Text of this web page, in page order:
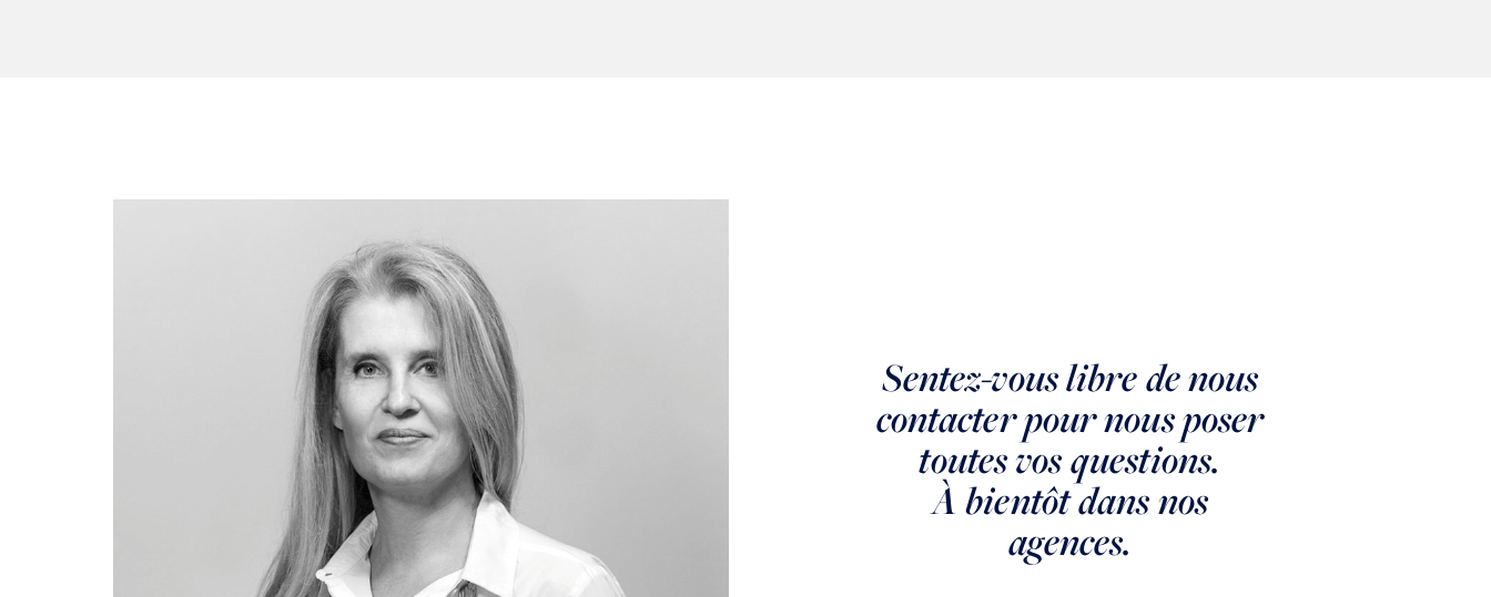
MEUDON
Appartement 2 pièces en plein coeur de Bellevue
VENDU
SEVRES
Sèvres Brancas
VENDU
Sentez-vous libre de nous
contacter pour nous poser
toutes vos questions.
À bientôt dans nos
agences.